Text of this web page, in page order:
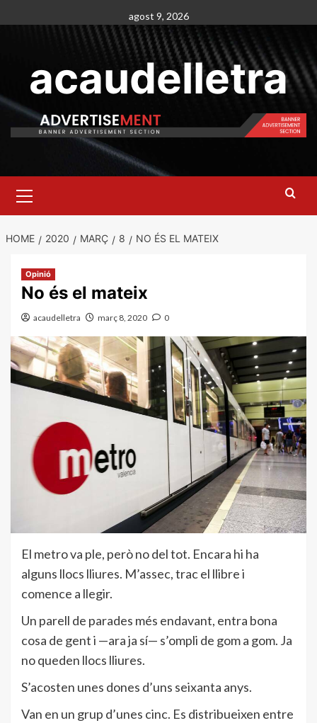
to
agost 9, 2026
acaudelletra
Menu
HOME 2020 MARÇ 8 NO ÉS EL MATEIX
Opinió
No és el mateix
acaudelletra març 8, 2020 0
El metro va ple, però no del tot. Encara hi ha
alguns llocs lliures. M’assec, trac el llibre i
comence a llegir.
Un parell de parades més endavant, entra bona
cosa de gent i —ara ja sí— s’ompli de gom a gom. Ja
no queden llocs lliures.
S’acosten unes dones d’uns seixanta anys.
Van en un grup d’unes cinc. Es distribueixen entre